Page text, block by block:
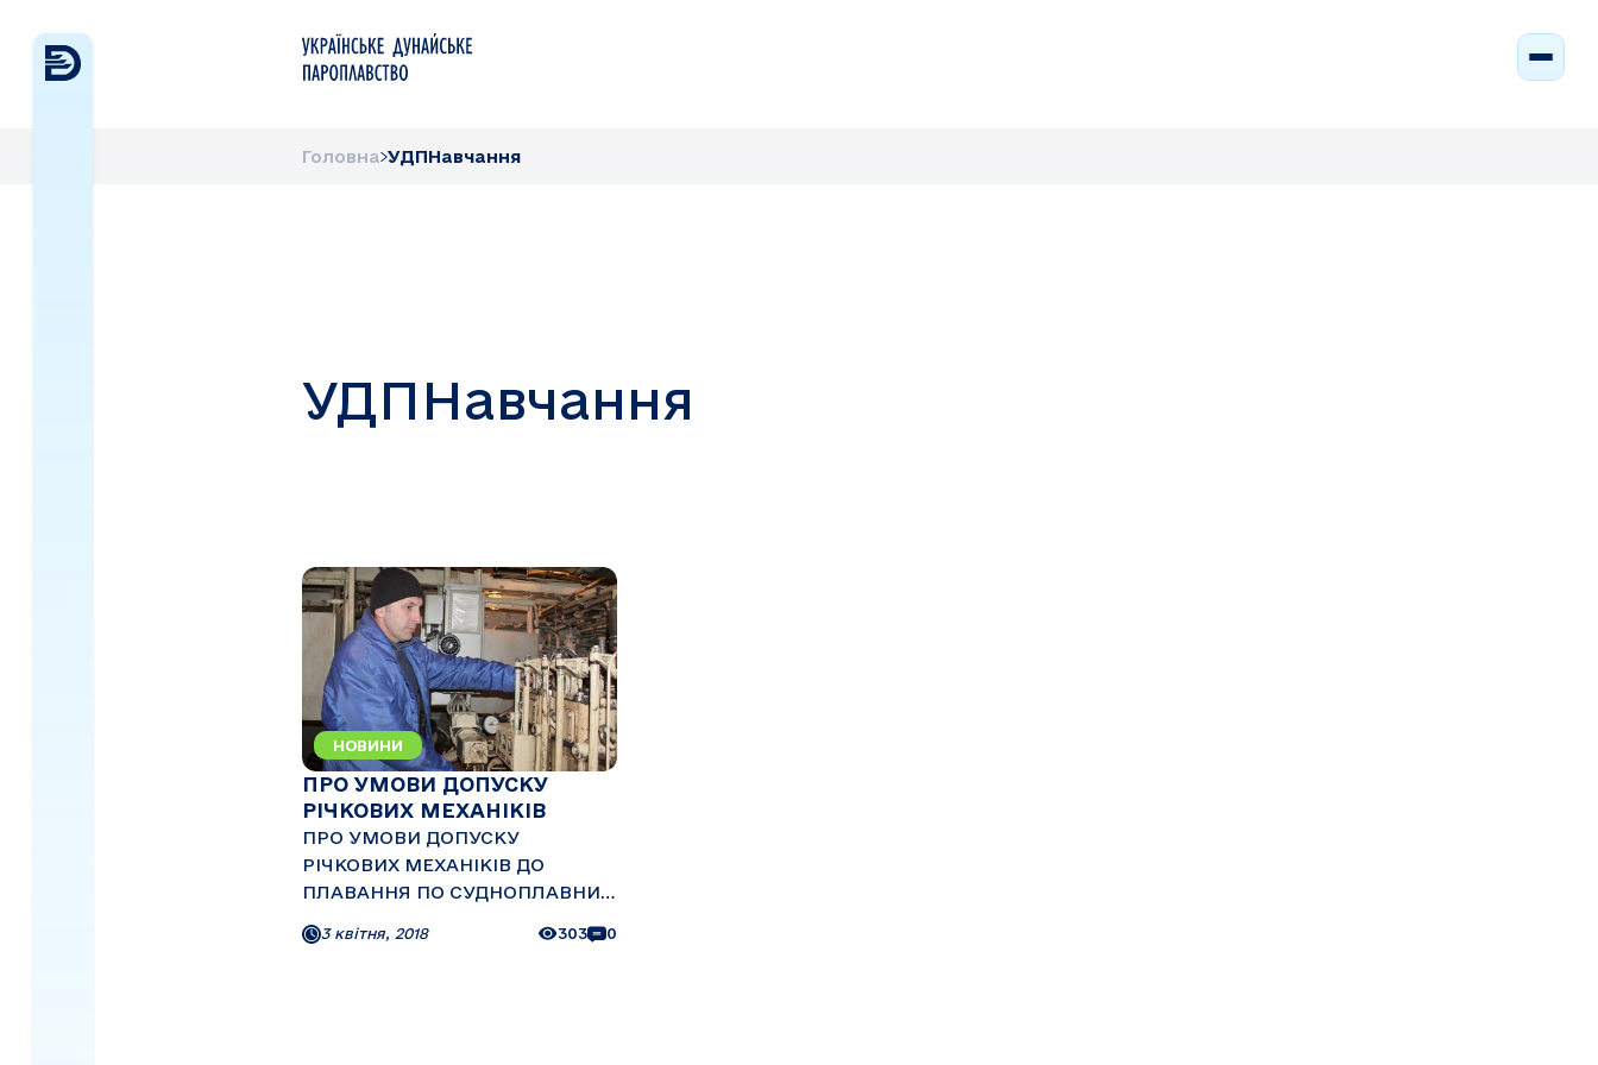
Головна УДПНавчання
УДПНавчання
НОВИНИ
ПРО УМОВИ ДОПУСКУ
РІЧКОВИХ МЕХАНІКІВ
ПРО УМОВИ ДОПУСКУ
РІЧКОВИХ МЕХАНІКІВ ДО
ПЛАВАННЯ ПО СУДНОПЛАВНИХ
РІЧКОВИХ ВНУТРІШНІХ ВОДНИХ
ШЛЯХАХ (ВВШ) УКРАЇНИ ТА
3 квітня, 2018 303 0